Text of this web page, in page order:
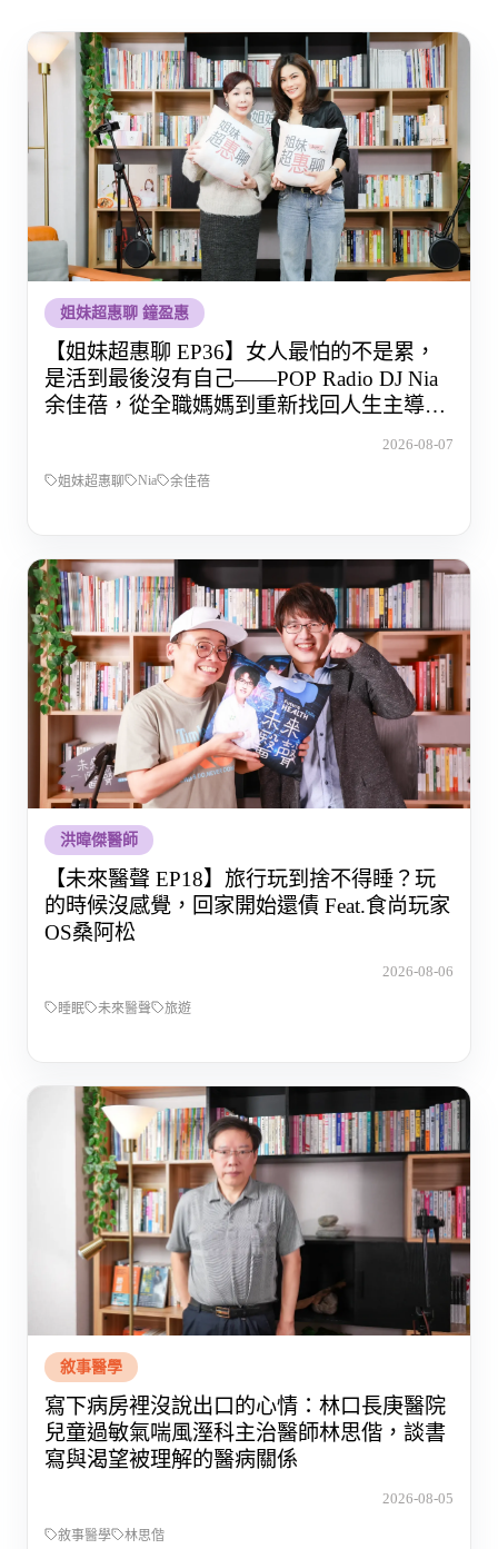
姐妹超惠聊 鐘盈惠
【姐妹超惠聊 EP36】女人最怕的不是累，
是活到最後沒有自己——POP Radio DJ Nia
余佳蓓，從全職媽媽到重新找回人生主導權
2026-08-07
姐妹超惠聊 Nia 余佳蓓
洪暐傑醫師
【未來醫聲 EP18】旅行玩到捨不得睡？玩
的時候沒感覺，回家開始還債 Feat.食尚玩家
OS桑阿松
2026-08-06
睡眠 未來醫聲 旅遊
敘事醫學
寫下病房裡沒說出口的心情：林口長庚醫院
兒童過敏氣喘風溼科主治醫師林思偕，談書
寫與渴望被理解的醫病關係
2026-08-05
敘事醫學 林思偕